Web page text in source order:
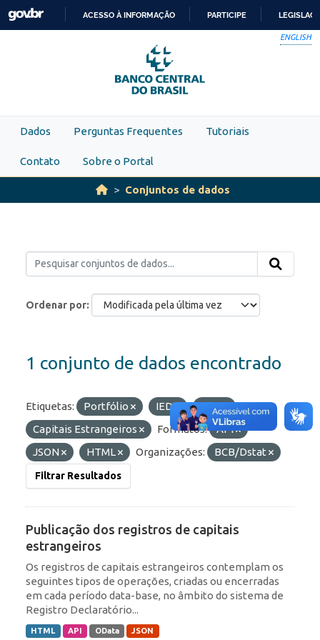
Skip to main content
PARA
O
CONTEÚDO
ACESSO À INFORMAÇÃO PARTICIPE
ENGLISH
Dados Perguntas Frequentes Tutoriais
Contato Sobre o Portal
Conjuntos de dados
Ordenar por
1 conjunto de dados encontrado
Etiquetas: Portfólio IED
RDE
Capitais Estrangeiros
Formatos:
API
JSON
HTML Organizações: BCB/Dstat
Filtrar Resultados
Publicação dos registros de capitais
estrangeiros
Os registros de capitais estrangeiros contemplam os
seguintes tipos de operações, criadas ou encerradas
em cada período data-base, no âmbito do sistema de
Registro Declaratório...
HTML API OData JSON